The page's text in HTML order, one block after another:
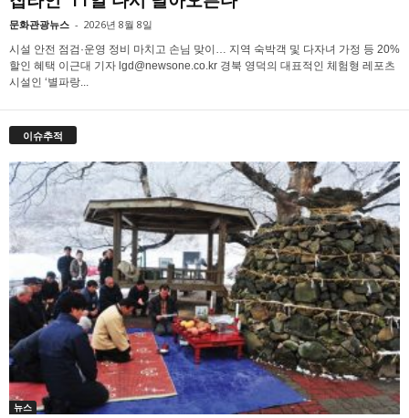
문화관광뉴스 - 2026년 8월 8일
시설 안전 점검·운영 정비 마치고 손님 맞이… 지역 숙박객 및 다자녀 가정 등 20%
할인 혜택 이근대 기자 lgd@newsone.co.kr 경북 영덕의 대표적인 체험형 레포츠
시설인 ‘별파랑...
이슈추적
뉴스